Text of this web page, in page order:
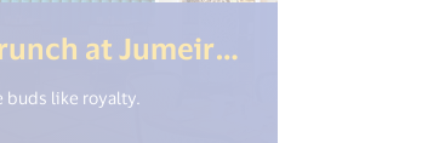
%>) Friday Brunch at Jumeirah Mina A’Salam
buds like royalty.